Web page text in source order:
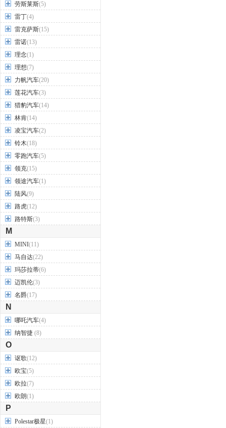
劳斯莱斯(5)
雷丁(4)
雷克萨斯(15)
雷诺(13)
理念(1)
理想(7)
力帆汽车(20)
莲花汽车(3)
猎豹汽车(14)
林肯(14)
凌宝汽车(2)
铃木(18)
零跑汽车(5)
领克(15)
领途汽车(1)
陆风(9)
路虎(12)
路特斯(3)
M
MINI(11)
马自达(22)
玛莎拉蒂(6)
迈凯伦(3)
名爵(17)
N
哪吒汽车(4)
纳智捷 (8)
O
讴歌(12)
欧宝(5)
欧拉(7)
欧朗(1)
P
Polestar极星(1)